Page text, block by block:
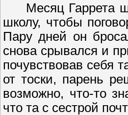
Месяц Гаррета
школу, чтобы
Пару дней он
снова срывался и
почувствовав себя
от тоски, парень
возможно, что-то
что та с сестрой